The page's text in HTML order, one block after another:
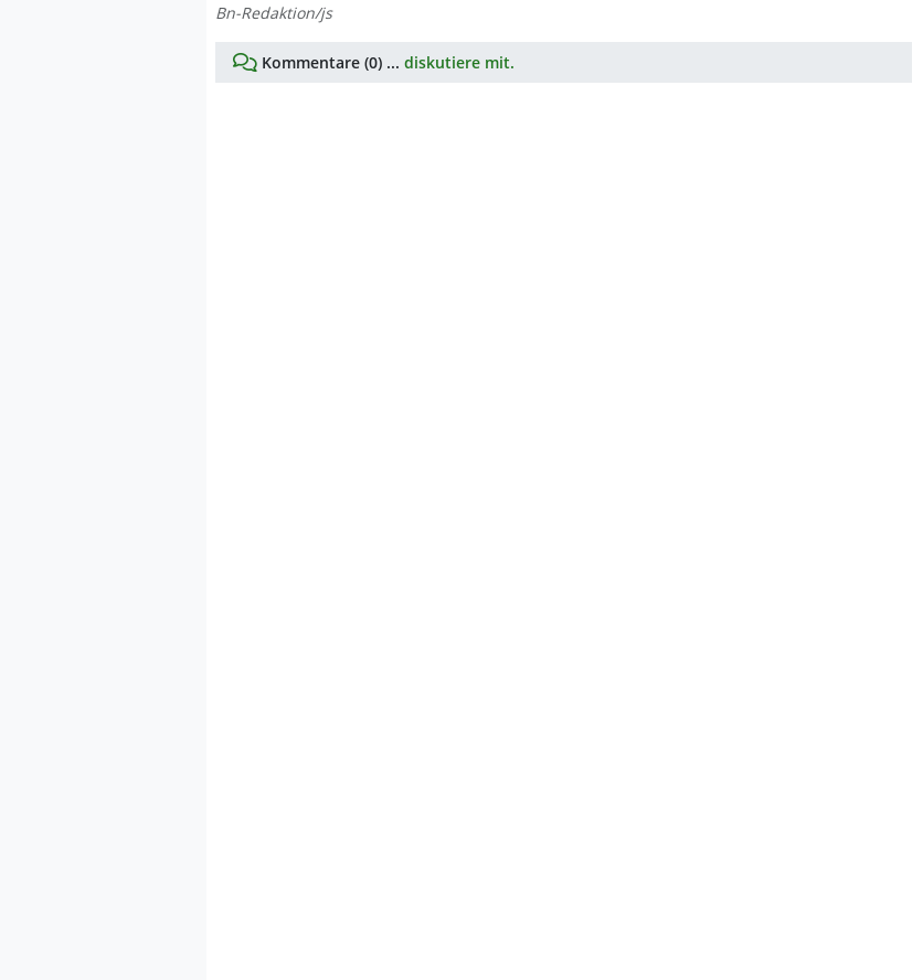
Bn-Redaktion/js
Kommentare (0) ... diskutiere mit.